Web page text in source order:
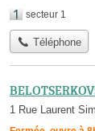
secteur 1
Téléphone
1 Rue Laurent